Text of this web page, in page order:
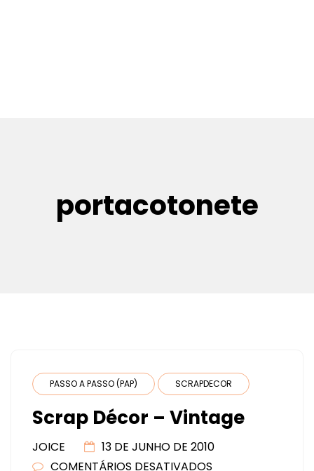
portacotonete
PASSO A PASSO (PAP) SCRAPDECOR
Scrap Décor – Vintage
JOICE
13 DE JUNHO DE 2010
COMENTÁRIOS DESATIVADOS